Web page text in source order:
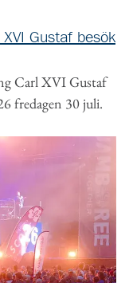
Gustaf besök
Carl XVI Gustaf
fredagen 30 juli.